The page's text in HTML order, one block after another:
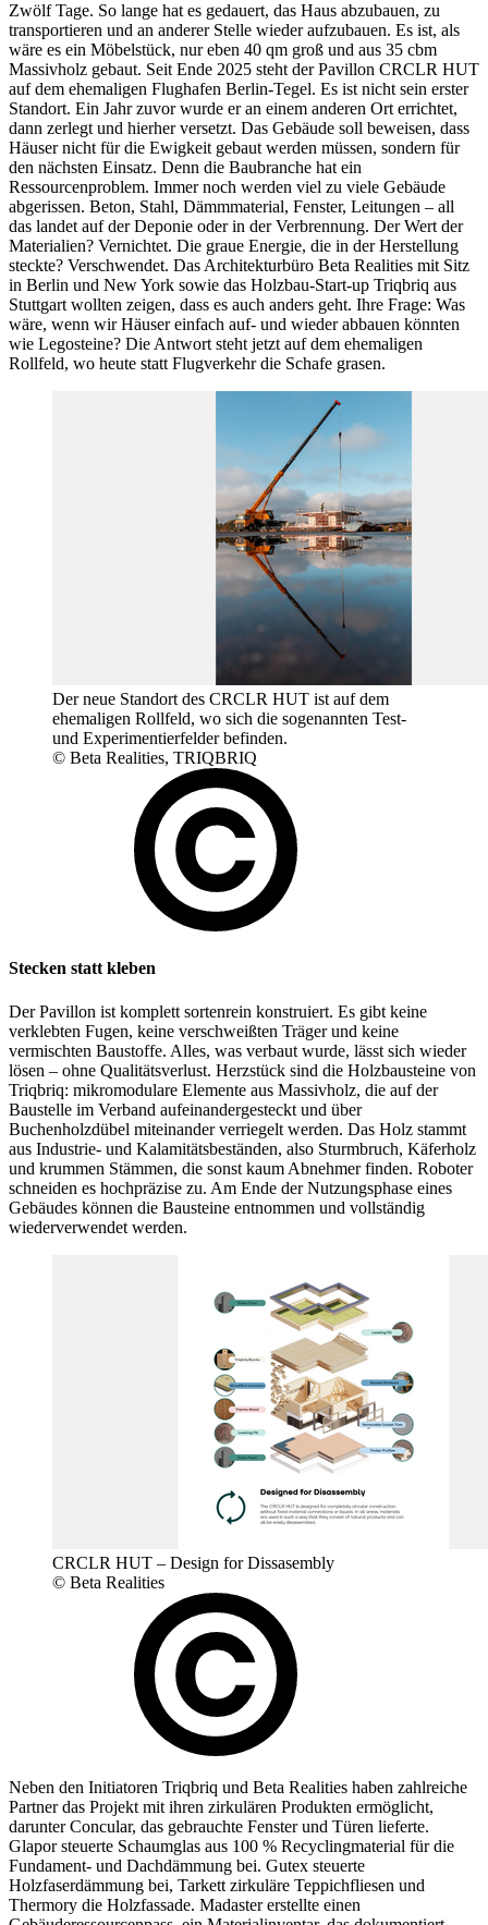
Zwölf Tage. So lange hat es gedauert, das Haus abzubauen, zu
transportieren und an anderer Stelle wieder aufzubauen. Es ist, als
wäre es ein Möbelstück, nur eben 40 qm groß und aus 35 cbm
Massivholz gebaut. Seit Ende 2025 steht der Pavillon CRCLR HUT
auf dem ehemaligen Flughafen Berlin-Tegel. Es ist nicht sein erster
Standort. Ein Jahr zuvor wurde er an einem anderen Ort errichtet,
dann zerlegt und hierher versetzt. Das Gebäude soll beweisen, dass
Häuser nicht für die Ewigkeit gebaut werden müssen, sondern für
den nächsten Einsatz. Denn die Baubranche hat ein
Ressourcenproblem. Immer noch werden viel zu viele Gebäude
abgerissen. Beton, Stahl, Dämmmaterial, Fenster, Leitungen – all
das landet auf der Deponie oder in der Verbrennung. Der Wert der
Materialien? Vernichtet. Die graue Energie, die in der Herstellung
steckte? Verschwendet. Das Architekturbüro Beta Realities mit Sitz
in Berlin und New York sowie das Holzbau-Start-up Triqbriq aus
Stuttgart wollten zeigen, dass es auch anders geht. Ihre Frage: Was
wäre, wenn wir Häuser einfach auf- und wieder abbauen könnten
wie Legosteine? Die Antwort steht jetzt auf dem ehemaligen
Rollfeld, wo heute statt Flugverkehr die Schafe grasen.
Der neue Standort des CRCLR HUT ist auf dem
ehemaligen Rollfeld, wo sich die sogenannten Test-
und Experimentierfelder befinden.
© Beta Realities, TRIQBRIQ
Stecken statt kleben
Der Pavillon ist komplett sortenrein konstruiert. Es gibt keine
verklebten Fugen, keine verschweißten Träger und keine
vermischten Baustoffe. Alles, was verbaut wurde, lässt sich wieder
lösen – ohne Qualitätsverlust. Herzstück sind die Holzbausteine von
Triqbriq: mikromodulare Elemente aus Massivholz, die auf der
Baustelle im Verband aufeinandergesteckt und über
Buchenholzdübel miteinander verriegelt werden. Das Holz stammt
aus Industrie- und Kalamitätsbeständen, also Sturmbruch, Käferholz
und krummen Stämmen, die sonst kaum Abnehmer finden. Roboter
schneiden es hochpräzise zu. Am Ende der Nutzungsphase eines
Gebäudes können die Bausteine entnommen und vollständig
wiederverwendet werden.
CRCLR HUT – Design for Dissasembly
© Beta Realities
Neben den Initiatoren Triqbriq und Beta Realities haben zahlreiche
Partner das Projekt mit ihren zirkulären Produkten ermöglicht,
darunter Concular, das gebrauchte Fenster und Türen lieferte.
Glapor steuerte Schaumglas aus 100 % Recyclingmaterial für die
Fundament- und Dachdämmung bei. Gutex steuerte
Holzfaserdämmung bei, Tarkett zirkuläre Teppichfliesen und
Thermory die Holzfassade. Madaster erstellte einen